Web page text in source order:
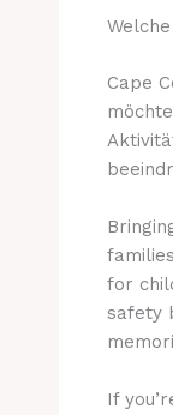
Cape
for
safety
If